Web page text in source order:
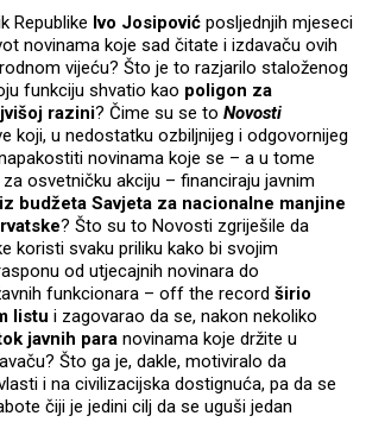
Republike Ivo Josipović posljednjih mjeseci
novinama koje sad čitate i izdavaču ovih
vijeću? Što je to razjarilo staloženog
funkciju shvatio kao poligon za
razini? Čime su se to Novosti
koji, u nedostatku ozbiljnijeg i odgovornijeg
novinama koje se – a u tome
osvetničku akciju – financiraju javnim
iz budžeta Savjeta za nacionalne manjine
? Što su to Novosti zgriješile da
koristi svaku priliku kako bi svojim
od utjecajnih novinara do
funkcionara – off the record širio
listu i zagovarao da se, nakon nekoliko
javnih para novinama koje držite u
Što ga je, dakle, motiviralo da
i na civilizacijska dostignuća, pa da se
čiji je jedini cilj da se uguši jedan